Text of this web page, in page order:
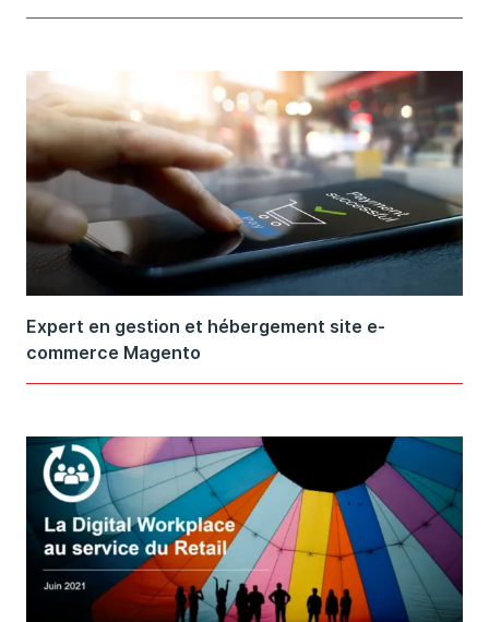
Expert en gestion et hébergement site e-
commerce Magento